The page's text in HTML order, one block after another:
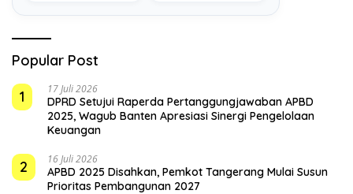
Popular Post
1
17 Juli 2026
DPRD Setujui Raperda Pertanggungjawaban APBD
2025, Wagub Banten Apresiasi Sinergi Pengelolaan
Keuangan
2 16 Juli 2026
APBD 2025 Disahkan, Pemkot Tangerang Mulai Susun
Prioritas Pembangunan 2027